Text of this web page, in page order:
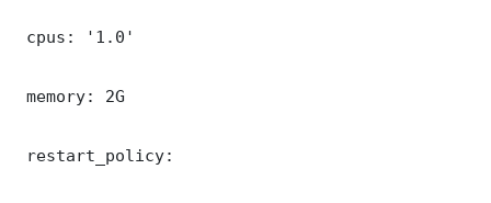
cpus: '1.0'
memory: 2G
restart_policy: